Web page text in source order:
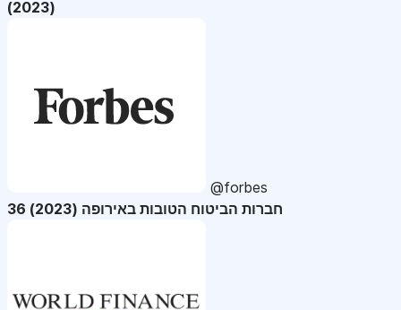
(2023)
@forbes
36 חברות הביטוח הטובות באירופה (2023)